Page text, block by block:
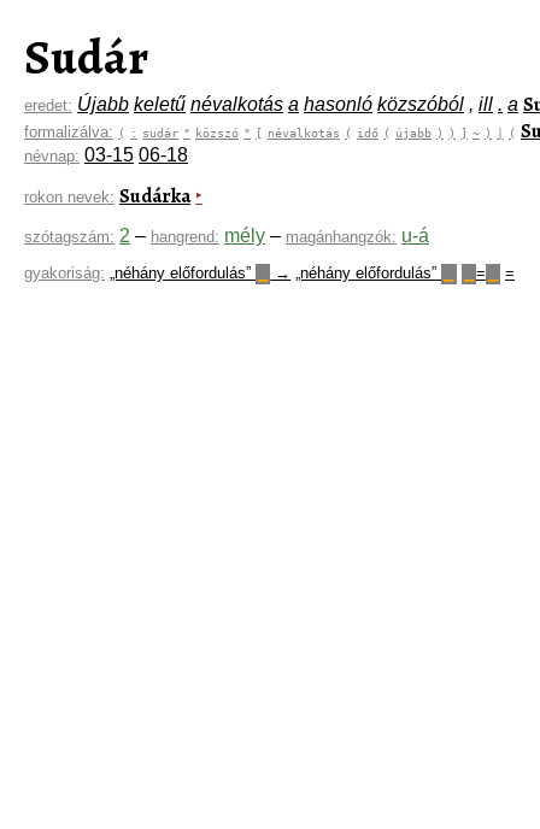
Sudár
eredet: Újabb keletű névalkotás a hasonló közszóból , ill . a
formalizálva: ( : sudár " közszó " [ névalkotás ( idő ( újabb ) ) ] ~ ) | (
névnap: 03-15 06-18
rokon nevek: Sudárka ‣
szótagszám: 2 – hangrend: mély – magánhangzók: u-á
gyakoriság: „néhány előfordulás” → „néhány előfordulás” = =